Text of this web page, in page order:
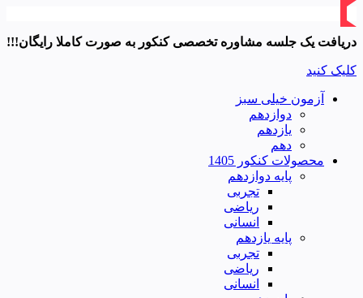
دریافت یک جلسه مشاوره تخصصی کنکور به صورت کاملا رایگان!!!
کلیک کنید
آزمون خیلی سبز
دوازدهم
یازدهم
دهم
محصولات کنکور 1405
پایه دوازدهم
تجربی
ریاضی
انسانی
پایه یازدهم
تجربی
ریاضی
انسانی